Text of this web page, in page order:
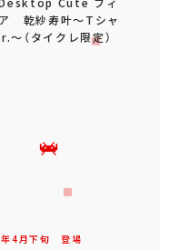
乾紗寿叶～Tシャ
～（タイクレ限定）
4 月下旬 登場